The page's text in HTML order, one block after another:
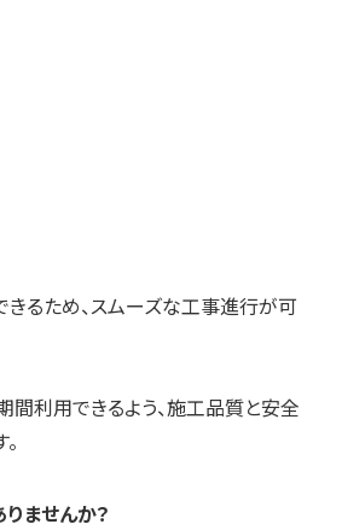
るため、スムーズな工事進行が可
利用できるよう、施工品質と安全
ませんか？